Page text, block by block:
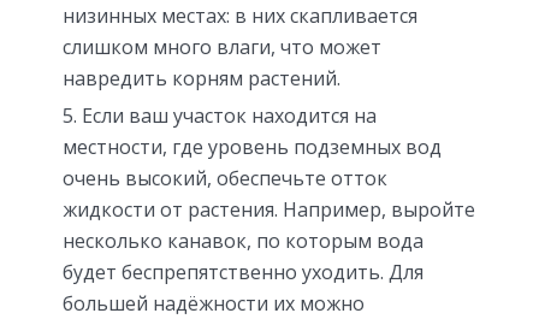
низинных местах: в них скапливается
слишком много влаги, что может
навредить корням растений.
Если ваш участок находится на
местности, где уровень подземных вод
очень высокий, обеспечьте отток
жидкости от растения. Например, выройте
несколько канавок, по которым вода
будет беспрепятственно уходить. Для
большей надёжности их можно